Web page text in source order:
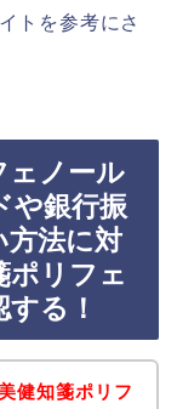
トを参考にさ
ェノール
や銀行振
方法に対
ポリフェ
る！
健知箋ポリフ